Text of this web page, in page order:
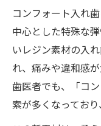
コンフォート入れ
中心とした特殊な
いレジン素材の入
れ、痛みや違和感
歯医者でも、「コ
索が多くなってお